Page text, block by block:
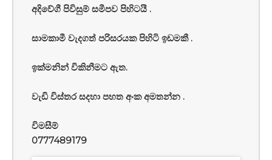
අදිවේගී පිවිසුම් සමීපව පිහිටයී .
සාමකාමී වැදගත් පරිසරයක පිහිටි ඉඩමකී .
ඉක්මනින් විකිනීමට ඇත.
වැඩි විස්තර සදහා පහත අංක අමතන්න .
විමසීම්
0777489179